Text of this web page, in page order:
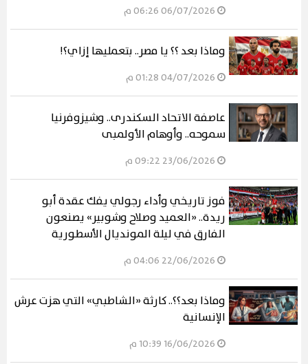
وماذا بعد ؟؟ يا مصر.. بتعمليها إزاي؟!
عاصفة الاتحاد السكندرى.. وشيزوفرنيا
سموحه.. وأوهام الأولمبى
فوز تاريخي وأداء رجولي يفك عقدة أبو
ريدة.. «العميد وصلاح وشوبير» يصنعون
الفارق في ليلة المونديال الأسطورية
وماذا بعد؟؟.. كارثة «الشاطبي» التي هزت عرش
الإنسانية